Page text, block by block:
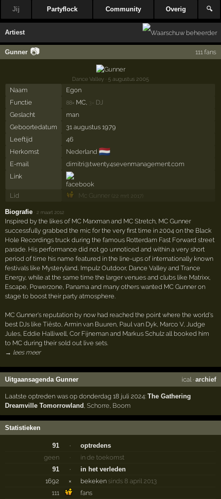
Jij Partyflock Community Overig 🔍
Artiest
Gunner 📷 111 fans
Dance Valley · 5 augustus 2005
Naam
Egon
Functie
88× MC, 3× DJ
Geslacht
man
Geboortedatum
31 augustus 1979
Leeftijd
46
Herkomst
Nederland 🇳🇱
E-mail
dimitri@twenty4sevenmanagement.com
Link
Lid Mc Gunner (22 mrt 2017)
Biografie 2 maart 2012
Inspired by the likes of MC Marxman and MC Stretch, MC Gunner
successfully grabbed the mic for the very first time in 2004 on the Black
Hole Recordings truck during the famous Rotterdam Fast Forward street
parade. His performance did not go unnoticed and within a very short
period of time his name featured in the line-ups of internationally known
festivals like Mysteryland, Impulz Outdoor, Dance Valley and Trance
Energy, while at the same time the larger venues and clubs like Matrixx,
Escape, Powerzone, Panama and many others wanted MC Gunner on
stage to boost their party atmosphere.
MC Gunner's reputation by now had reached the point where the world's
best DJs like Tiësto, Armin van Buuren, Paul van Dyk, Marco V, Judge
Jules, Eddie Halliwell, Cor Fijneman and Markus Schulz all booked him
to MC during their sold out live sets.
→ lees meer
Uitgaansagenda Gunner ical · archief
Laatste optreden was op donderdag 18 juli 2024:The Gathering
Dreamville Tomorrowland ,Schorre, Boom
Statistieken
91 ·
optredens
geen
·
in de toekomst
91
·
in het verleden
1692
× bekeken sinds 8 april 2013
111
fans